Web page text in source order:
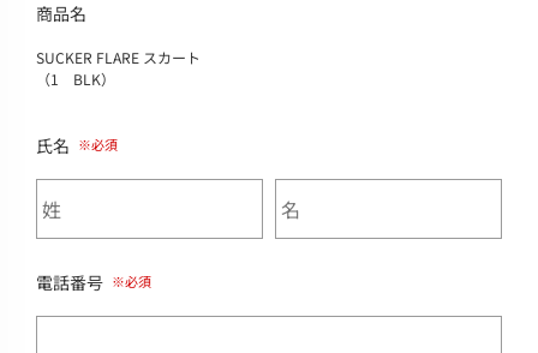
商品名
SUCKER FLARE スカート
（1 BLK）
氏名
電話番号